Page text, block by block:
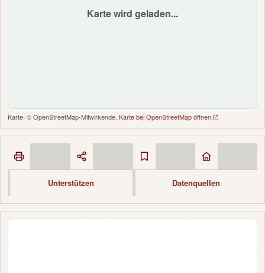
Karte wird geladen...
Karte: © OpenStreetMap-Mitwirkende. Karte bei OpenStreetMap öffnen
Unterstützen Datenquellen